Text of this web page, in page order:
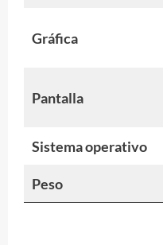
Gráfica
Pantalla
Sistema operativo
Peso